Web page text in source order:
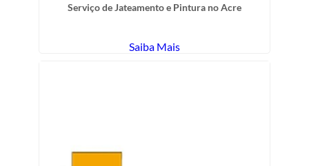
Serviço de Jateamento e Pintura no Acre
Saiba Mais